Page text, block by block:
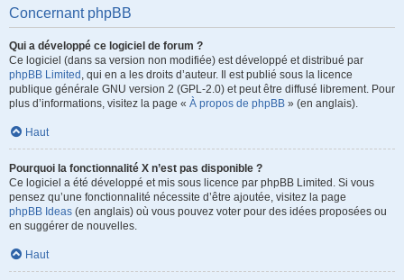
Concernant phpBB
Qui a développé ce logiciel de forum ?
Ce logiciel (dans sa version non modifiée) est développé et distribué par
phpBB Limited , qui en a les droits d’auteur. Il est publié sous la licence
publique générale GNU version 2 (GPL-2.0) et peut être diffusé librement. Pour
plus d’informations, visitez la page « À propos de phpBB » (en anglais).
Haut
Pourquoi la fonctionnalité X n’est pas disponible ?
Ce logiciel a été développé et mis sous licence par phpBB Limited. Si vous
pensez qu’une fonctionnalité nécessite d’être ajoutée, visitez la page
phpBB Ideas (en anglais) où vous pouvez voter pour des idées proposées ou
en suggérer de nouvelles.
Haut